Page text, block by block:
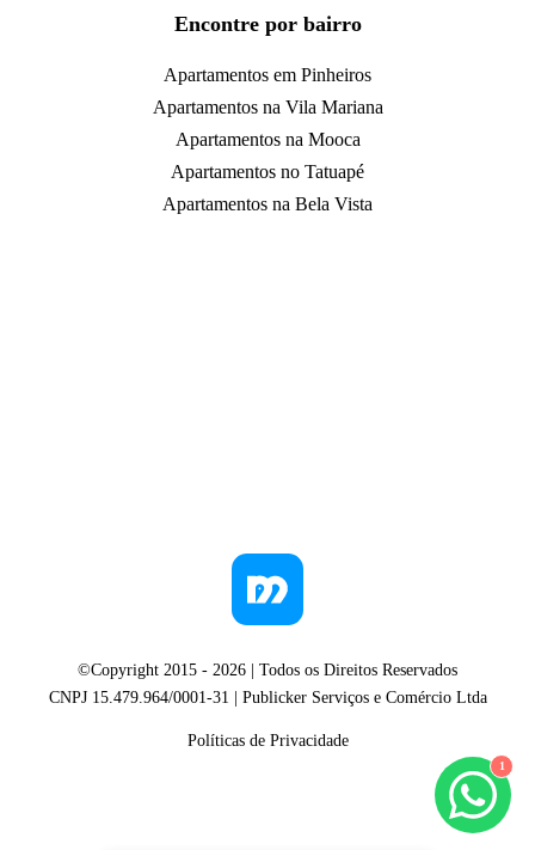
1
Encontre por bairro
Apartamentos em Pinheiros
Apartamentos na Vila Mariana
Apartamentos na Mooca
Apartamentos no Tatuapé
Apartamentos na Bela Vista
©Copyright 2015 - 2026 | Todos os Direitos Reservados
CNPJ 15.479.964/0001-31 | Publicker Serviços e Comércio Ltda
Políticas de Privacidade